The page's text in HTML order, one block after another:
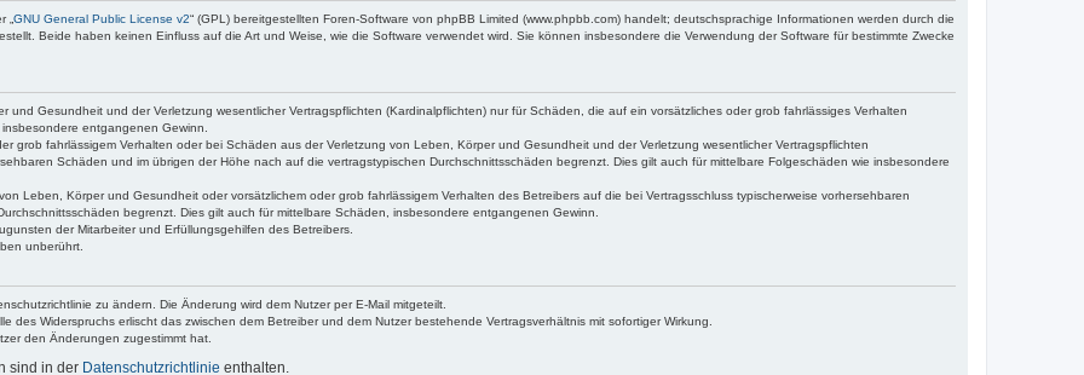
GNU General Public License v2“ (GPL) bereitgestellten Foren-Software von phpBB Limited (www.phpbb.com) handelt; deutschsprachige Informationen werden durch die
Beide haben keinen Einfluss auf die Art und Weise, wie die Software verwendet wird. Sie können insbesondere die Verwendung der Software für bestimmte Zwecke
und Gesundheit und der Verletzung wesentlicher Vertragspflichten (Kardinalpflichten) nur für Schäden, die auf ein vorsätzliches oder grob fahrlässiges Verhalten
entgangenen Gewinn.
grob fahrlässigem Verhalten oder bei Schäden aus der Verletzung von Leben, Körper und Gesundheit und der Verletzung wesentlicher Vertragspflichten
Schäden und im übrigen der Höhe nach auf die vertragstypischen Durchschnittsschäden begrenzt. Dies gilt auch für mittelbare Folgeschäden wie insbesondere
Leben, Körper und Gesundheit oder vorsätzlichem oder grob fahrlässigem Verhalten des Betreibers auf die bei Vertragsschluss typischerweise vorhersehbaren
begrenzt. Dies gilt auch für mittelbare Schäden, insbesondere entgangenen Gewinn.
der Mitarbeiter und Erfüllungsgehilfen des Betreibers.
unberührt.
zu ändern. Die Änderung wird dem Nutzer per E-Mail mitgeteilt.
des Widerspruchs erlischt das zwischen dem Betreiber und dem Nutzer bestehende Vertragsverhältnis mit sofortiger Wirkung.
den Änderungen zugestimmt hat.
sind in der Datenschutzrichtlinie enthalten.